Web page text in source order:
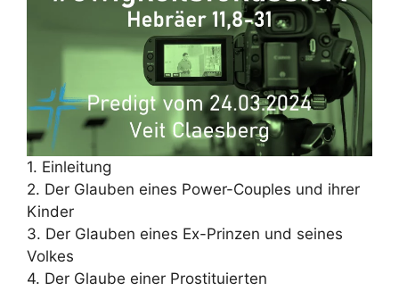
1. Einleitung
2. Der Glauben eines Power-Couples und ihrer
Kinder
3. Der Glauben eines Ex-Prinzen und seines
Volkes
4. Der Glaube einer Prostituierten